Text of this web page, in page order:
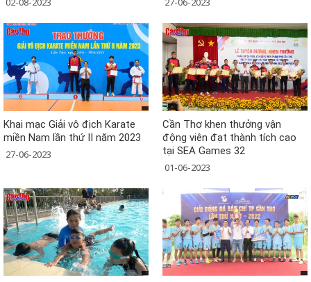
Khai mạc Giải vô địch Karate
miền Nam lần thứ II năm 2023
27-06-2023
Cần Thơ khen thưởng vận
động viên đạt thành tích cao
tại SEA Games 32
01-06-2023